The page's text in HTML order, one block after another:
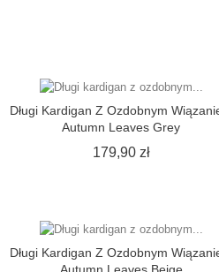
Długi Kardigan Z Ozdobnym
Autumn Leaves Grey
179,90 złCena
Długi Kardigan Z Ozdobnym